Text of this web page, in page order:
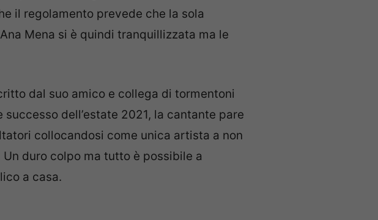
il regolamento prevede che la sola
Mena si è quindi tranquillizzata ma le
dal suo amico e collega di tormentoni
successo dell’estate 2021, la cantante pare
collocandosi come unica artista a non
. Un duro colpo ma tutto è possibile a
a casa.